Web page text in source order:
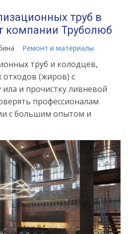
труб в
компании Труболюб
Ремонт и материалы
труб и колодцев,
отходов (жиров) с
и прочистку ливневой
профессионалам
с большим опытом и